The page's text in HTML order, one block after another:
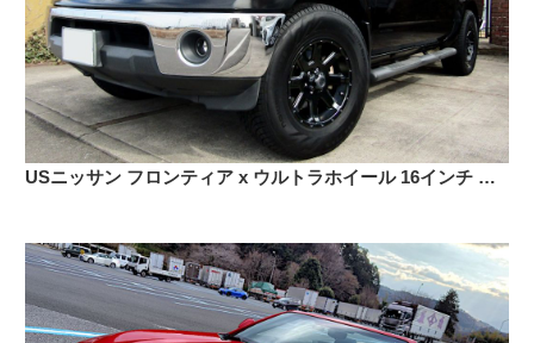
USニッサン フロンティア x ウルトラホイール 16インチ スタッドレスタイヤ